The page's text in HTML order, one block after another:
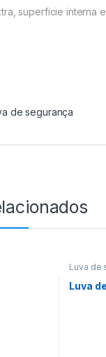
superficie interna
de segurança
Luva de
Luva